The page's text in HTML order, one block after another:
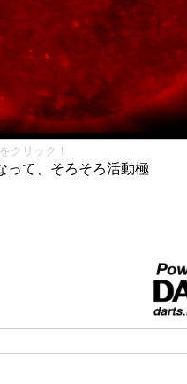
クリック！
って、そろそろ活動極